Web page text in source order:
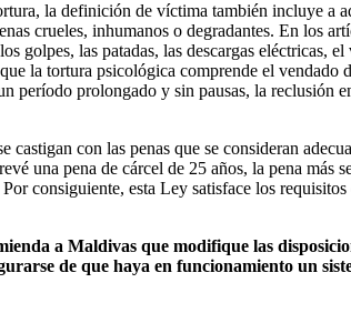
la definición de víctima también incluye a
crueles, inhumanos o degradantes. En los
golpes, las patadas, las descargas eléctricas,
la tortura psicológica comprende el vendado
período prolongado y sin pausas, la reclusión
castigan con las penas que se consideran
una pena de cárcel de 25 años, la pena más
consiguiente, esta Ley satisface los
a Maldivas que modifique las
de que haya en funcionamiento un